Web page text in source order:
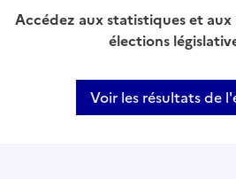
Accédez aux statistiques et
élections
Voir les résultats de